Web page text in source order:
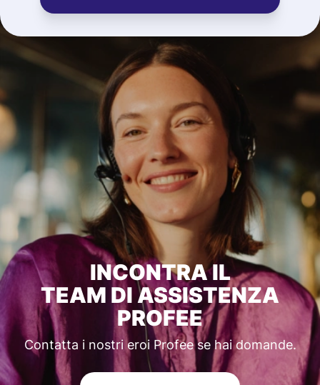
INCONTRA IL
TEAM DI ASSISTENZA
PROFEE
Contatta i nostri eroi Profee se hai domande.